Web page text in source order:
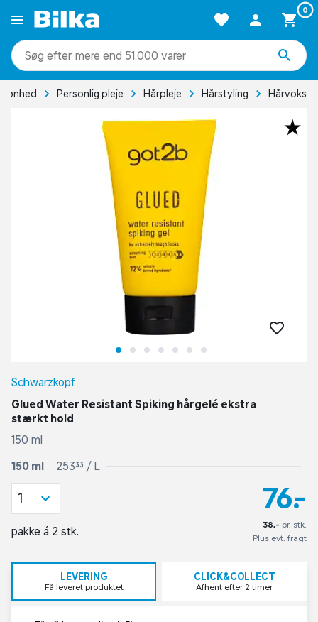
0
mere end 51.000 varer
Personlig pleje Hårpleje Hårstyling Hårvoks
Schwarzkopf
Glued Water Resistant Spiking hårgelé ekstra
stærkt hold
150 ml
150 ml 253,33 / L
76,-
38,- pr. stk.
Plus evt. fragt
1
pakke á 2 stk.
LEVERING
Få leveret produktet
CLICK&COLLECT
Afhent efter 2 timer